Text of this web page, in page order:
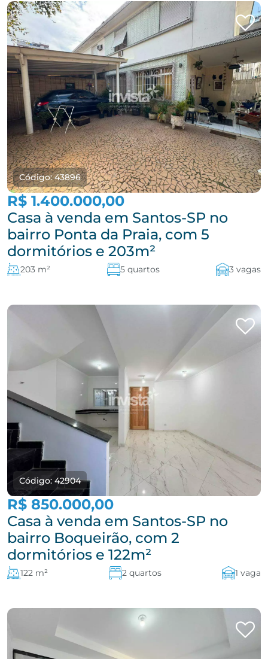
Código: 43896
R$ 1.400.000,00
Casa à venda em Santos-SP no
bairro Ponta da Praia, com 5
dormitórios e 203m²
203 m² 5 quartos 3 vagas
Código: 42904
R$ 850.000,00
Casa à venda em Santos-SP no
bairro Boqueirão, com 2
dormitórios e 122m²
122 m² 2 quartos 1 vaga